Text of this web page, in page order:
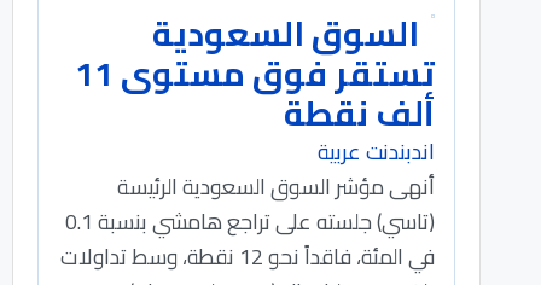
السوق السعودية
تستقر فوق مستوى 11
ألف نقطة
اندبندنت عربية
أنهى مؤشر السوق السعودية الرئيسة
(تاسي) جلسته على تراجع هامشي بنسبة 0.1
في المئة، فاقداً نحو 12 نقطة، وسط تداولات